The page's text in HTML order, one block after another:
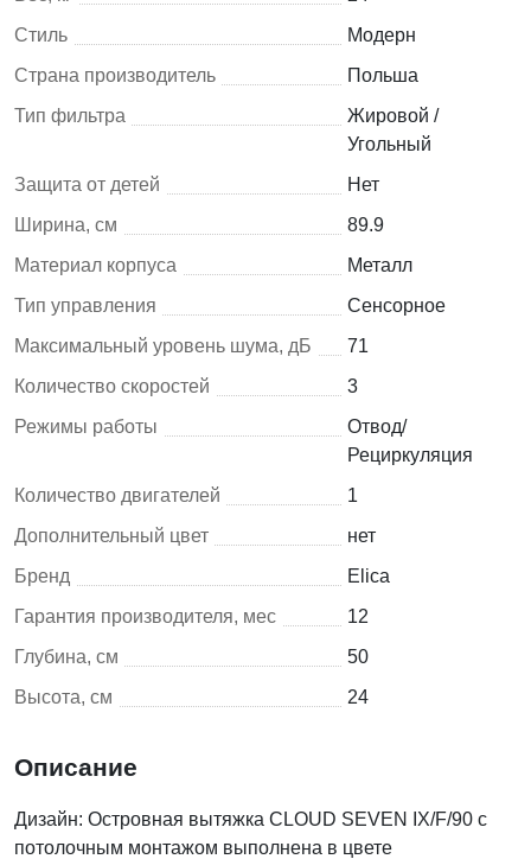
Стиль
Модерн
Страна производитель
Польша
Тип фильтра
Жировой /
Угольный
Защита от детей
Нет
Ширина, см
89.9
Материал корпуса
Металл
Тип управления
Сенсорное
Максимальный уровень шума, дБ
71
Количество скоростей
3
Режимы работы
Отвод/
Рециркуляция
Количество двигателей
1
Дополнительный цвет
нет
Бренд
Elica
Гарантия производителя, мес
12
Глубина, см
50
Высота, см
24
Описание
Дизайн: Островная вытяжка CLOUD SEVEN IX/F/90 с
потолочным монтажом выполнена в цвете